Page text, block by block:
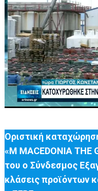
Οριστική
«M MACEDONIA THE
του ο Σύνδεσμος
κλάσεις προϊόντων